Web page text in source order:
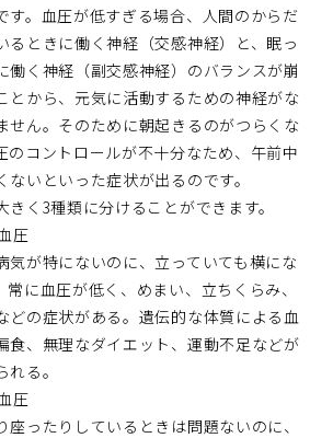
す。血圧が低すぎる場合、人間のからだ
るときに働く神経（交感神経）と、眠っ
働く神経（副交感神経）のバランスが崩
とから、元気に活動するための神経がな
せん。そのために朝起きるのがつらくな
のコントロールが不十分なため、午前中
ないといった症状が出るのです。
きく3種類に分けることができます。
圧
気が特にないのに、立っていても横にな
常に血圧が低く、めまい、立ちくらみ、
どの症状がある。遺伝的な体質による血
食、無理なダイエット、運動不足などが
る。
圧
座ったりしているときは問題ないのに、